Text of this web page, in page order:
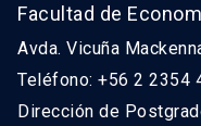
Facultad de
Avda. Vicuña
Teléfono: +56 2 2354
Dirección de